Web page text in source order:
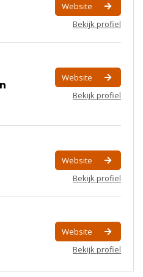
Website
Bekijk profiel
Website
Bekijk profiel
Website
Bekijk profiel
Website
Bekijk profiel